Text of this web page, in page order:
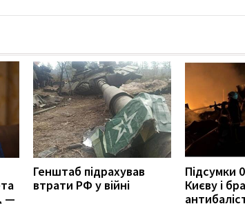
—
Генштаб підрахував
втрати РФ у війні
Підсумки
Києву і